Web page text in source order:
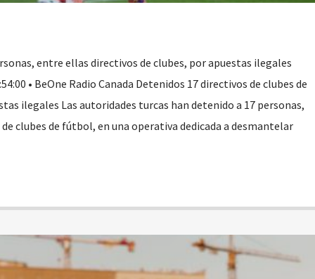
entre ellas directivos de clubes, por apuestas ilegales
• BeOne Radio Canada Detenidos 17 directivos de clubes de
ilegales Las autoridades turcas han detenido a 17 personas,
clubes de fútbol, en una operativa dedicada a desmantelar